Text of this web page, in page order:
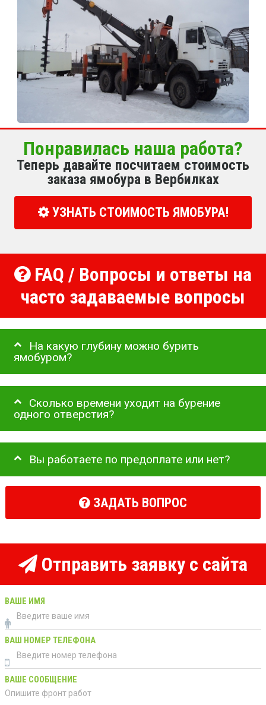
Понравилась наша работа?
Теперь давайте посчитаем стоимость
заказа ямобура в Вербилках
УЗНАТЬ СТОИМОСТЬ ЯМОБУРА!
FAQ / Вопросы и ответы на
часто задаваемые вопросы
На какую глубину можно бурить
ямобуром?
Сколько времени уходит на бурение
одного отверстия?
Вы работаете по предоплате или нет?
ЗАДАТЬ ВОПРОС
Отправить заявку с сайта
ВАШЕ ИМЯ
ВАШ НОМЕР ТЕЛЕФОНА
ВАШЕ СООБЩЕНИЕ